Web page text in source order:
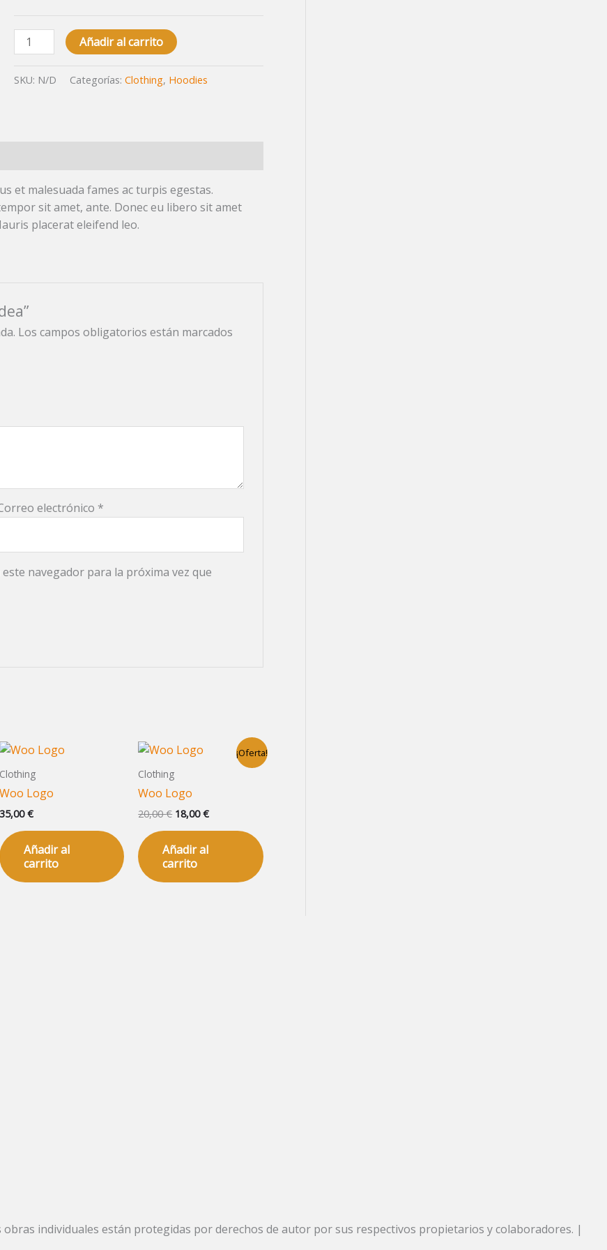
Añadir al carrito
SKU: N/D Categorías: Clothing, Hoodies
et malesuada fames ac turpis egestas.
sit amet, ante. Donec eu libero sit amet
placerat eleifend leo.
Los campos obligatorios están marcados
electrónico *
navegador para la próxima vez que
Clothing
Woo Logo
35,00€
Añadir al
carrito
¡Oferta!
Clothing
Woo Logo
20,00€
El
precio
20,00 €.
18,00€
precio
Añadir al
carrito
individuales están protegidas por derechos de autor por sus respectivos propietarios y colaboradores. |